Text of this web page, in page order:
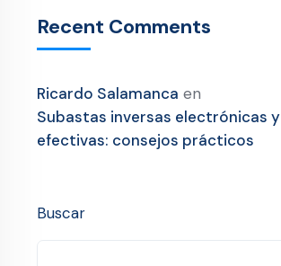
Recent Comments
Ricardo Salamanca en
Subastas inversas electrónicas y
efectivas: consejos prácticos
Buscar